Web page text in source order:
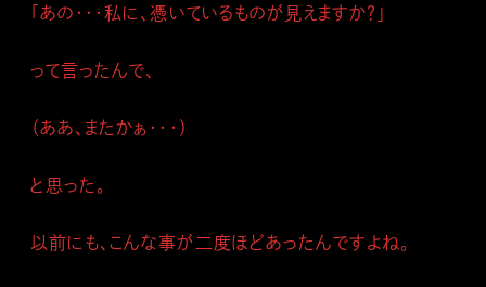
「あの・・・私に、憑いているものが見えますか？」
って言ったんで、
（ああ、またかぁ・・・）
と思った。
以前にも、こんな事が二度ほどあったんですよね。